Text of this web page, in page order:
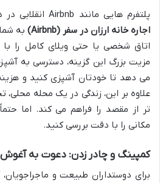
پلتفرم هایی مانند Airbnb انقلابی در دنیای سفر ایجاد کرده اند.
اجاره خانه ارزان در سفر (Airbnb)
به
اتاق شخصی یا حتی ویلای کامل را
مزیت بزرگ این گزینه، دسترسی به
می دهد تا خودتان آشپزی کنید و
علاوه بر این، زندگی در یک محله
تر از مقصد را فراهم می کند. اما
مکانی را با دقت بررسی کنید.
کمپینگ و چادر زدن: دعوت به
برای دوستداران طبیعت و